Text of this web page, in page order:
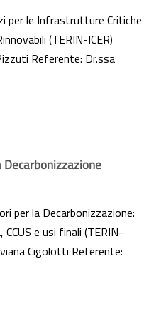
per le Infrastrutture Critiche
(TERIN-ICER)
Referente: Dr.ssa
per la Decarbonizzazione:
e usi finali (TERIN-
Cigolotti Referente: